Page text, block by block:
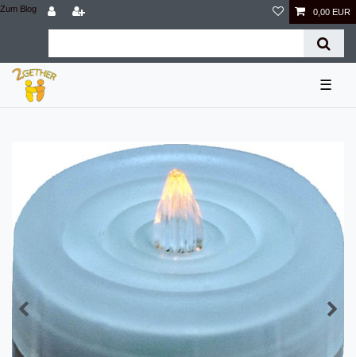
Zum Blog 0,00 EUR
☰